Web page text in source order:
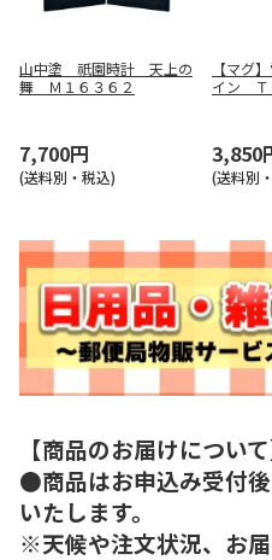
山中塗 祇園時計 天上の
舞 Ｍ１６３６２
7,700円
(送料別・税込)
【マグ
イン Ｔ
3,850
(送料別
【商品のお届けについて
●商品はお申込み受付
いたします。
※天候や注文状況、お